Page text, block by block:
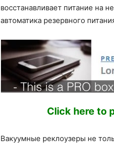
восстанавливает питание на
автоматика резервного
Click here to
Вакуумные реклоузеры не